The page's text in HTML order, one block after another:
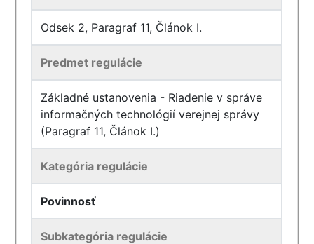
Odsek 2, Paragraf 11, Článok I.
Predmet regulácie
Základné ustanovenia - Riadenie v správe
informačných technológií verejnej správy
(Paragraf 11, Článok I.)
Kategória regulácie
Povinnosť
Subkategória regulácie